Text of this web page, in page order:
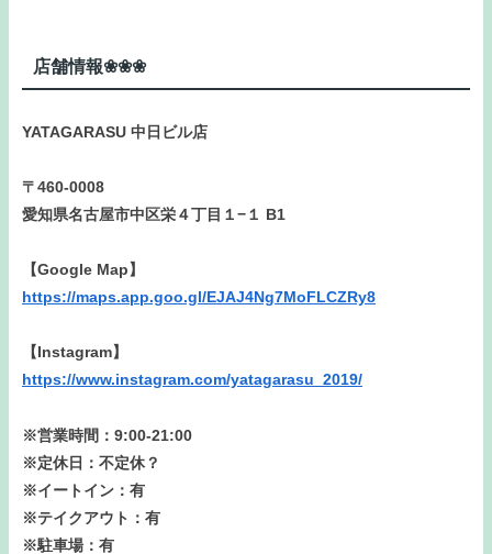
店舗情報❀❀❀
YATAGARASU 中日ビル店
〒460-0008
愛知県名古屋市中区栄４丁目１−１ B1
【Google Map】
https://maps.app.goo.gl/EJAJ4Ng7MoFLCZRy8
【Instagram】
https://www.instagram.com/yatagarasu_2019/
※営業時間：9:00-21:00
※定休日：不定休？
※イートイン：有
※テイクアウト：有
※駐車場：有